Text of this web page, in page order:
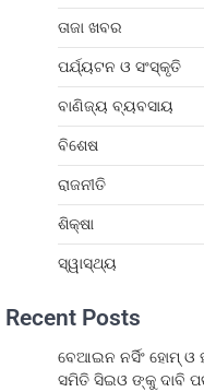
ତାଜା ଖବର
ପର୍ଯ୍ୟଟନ ଓ ସଂସ୍କୃତି
ବାଣିଜ୍ୟ ବ୍ୟବସାୟ
ବିଶେଷ
ରାଜନୀତି
ଶିକ୍ଷା
ସ୍ୱାସ୍ଥ୍ୟ
Recent Posts
ବେଆଇନ ନର୍ସିଂ ହୋମ୍ ଓ
ସମିତି ସିଇଓ ଙ୍କୁ ଦାବି